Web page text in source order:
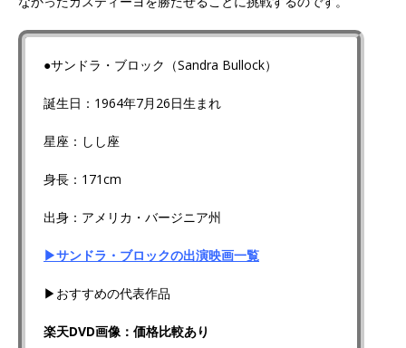
●サンドラ・ブロック（Sandra Bullock）
誕生日：1964年7月26日生まれ
星座：しし座
身長：171cm
出身：アメリカ・バージニア州
▶サンドラ・ブロックの出演映画一覧
▶おすすめの代表作品
楽天DVD画像：価格比較あり